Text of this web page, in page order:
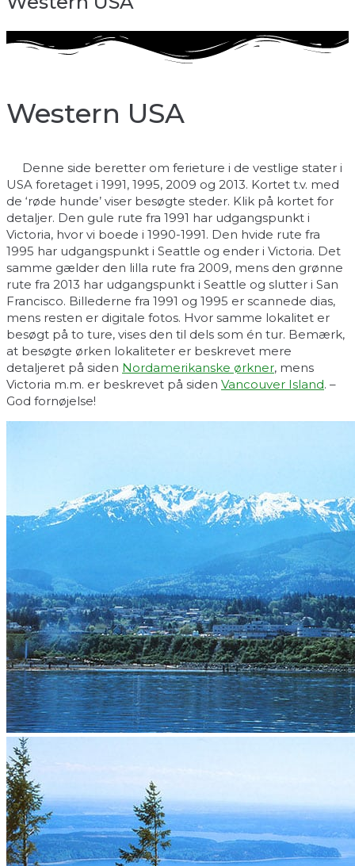
Western USA
Denne side beretter om ferieture i de vestlige stater i
USA foretaget i 1991, 1995, 2009 og 2013. Kortet t.v. med
de ‘røde hunde’ viser besøgte steder. Klik på kortet for
detaljer. Den gule rute fra 1991 har udgangspunkt i
Victoria, hvor vi boede i 1990-1991. Den hvide rute fra
1995 har udgangspunkt i Seattle og ender i Victoria. Det
samme gælder den lilla rute fra 2009, mens den grønne
rute fra 2013 har udgangspunkt i Seattle og slutter i San
Francisco. Billederne fra 1991 og 1995 er scannede dias,
mens resten er digitale fotos. Hvor samme lokalitet er
besøgt på to ture, vises den til dels som én tur. Bemærk,
at besøgte ørken lokaliteter er beskrevet mere
detaljeret på siden Nordamerikanske ørkner, mens
Victoria m.m. er beskrevet på siden Vancouver Island. –
God fornøjelse!